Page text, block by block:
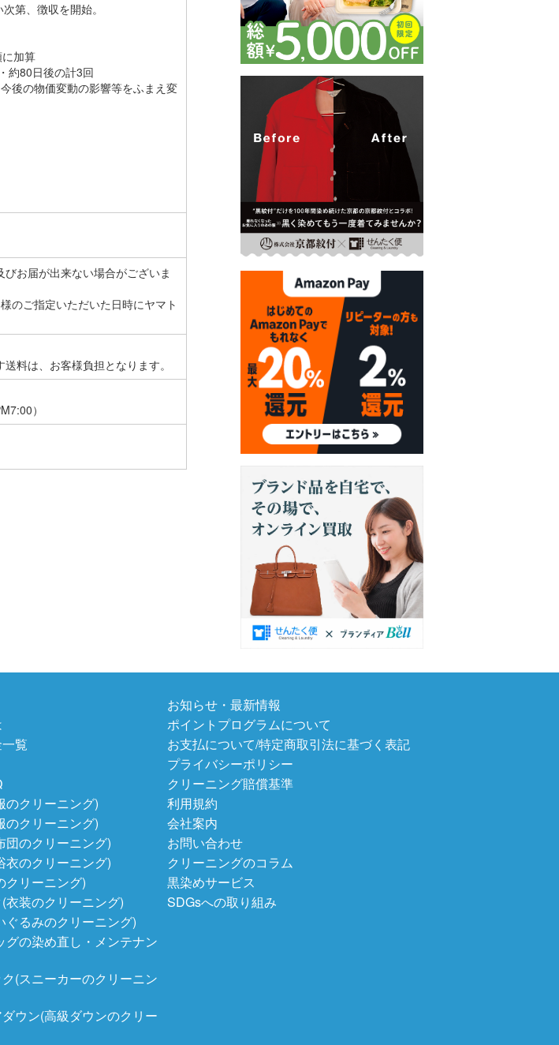
第、徴収を開始。
加算
約80日後の計3回
後の物価変動の影響等をふまえ変
お届が出来ない場合がございま
のご指定いただいた日時にヤマト
料は、お客様負担となります。
）
覧
のクリーニング)
のクリーニング)
団のクリーニング)
衣のクリーニング)
クリーニング)
衣装のクリーニング)
ぐるみのクリーニング)
グの染め直し・メンテナン
(スニーカーのクリーニン
ウン(高級ダウンのクリー
お知らせ・最新情報
ポイントプログラムについて
お支払について/特定商取引法に基づく表記
プライバシーポリシー
クリーニング賠償基準
利用規約
会社案内
お問い合わせ
クリーニングのコラム
黒染めサービス
SDGsへの取り組み